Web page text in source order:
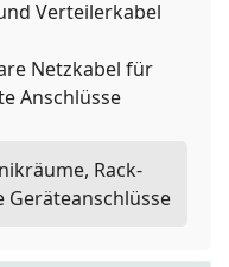
Verteilerkabel
Netzkabel für
Anschlüsse
Rack-